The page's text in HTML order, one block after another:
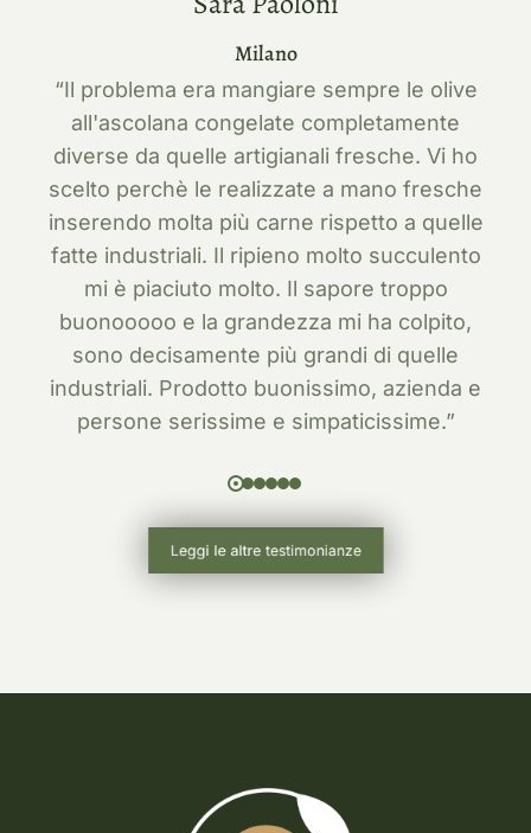
Milano
“Il problema era mangiare sempre le olive
all'ascolana congelate completamente
diverse da quelle artigianali fresche. Vi ho
scelto perchè le realizzate a mano fresche
inserendo molta più carne rispetto a quelle
fatte industriali. Il ripieno molto succulento
mi è piaciuto molto. Il sapore troppo
buonooooo e la grandezza mi ha colpito,
sono decisamente più grandi di quelle
industriali. Prodotto buonissimo, azienda e
persone serissime e simpaticissime.”
Leggi le altre testimonianze